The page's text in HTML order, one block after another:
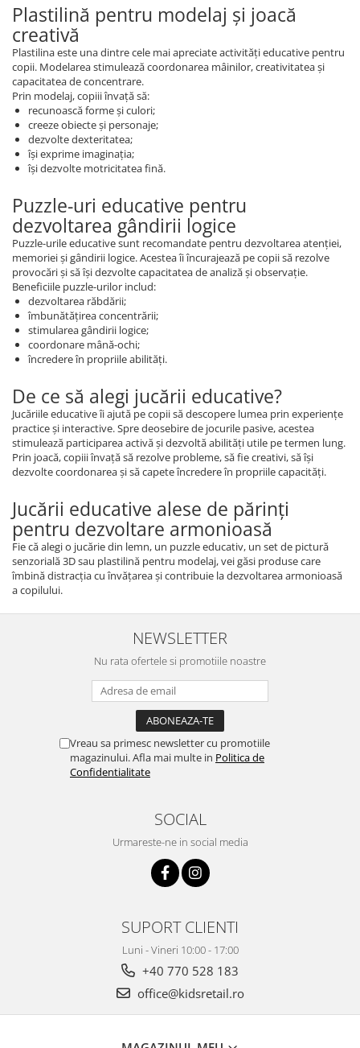
Plastilină pentru modelaj și joacă
creativă
Plastilina este una dintre cele mai apreciate activități educative pentru
copii. Modelarea stimulează coordonarea mâinilor, creativitatea și
capacitatea de concentrare.
Prin modelaj, copiii învață să:
recunoască forme și culori;
creeze obiecte și personaje;
dezvolte dexteritatea;
își exprime imaginația;
își dezvolte motricitatea fină.
Puzzle-uri educative pentru
dezvoltarea gândirii logice
Puzzle-urile educative sunt recomandate pentru dezvoltarea atenției,
memoriei și gândirii logice. Acestea îi încurajează pe copii să rezolve
provocări și să își dezvolte capacitatea de analiză și observație.
Beneficiile puzzle-urilor includ:
dezvoltarea răbdării;
îmbunătățirea concentrării;
stimularea gândirii logice;
coordonare mână-ochi;
încredere în propriile abilități.
De ce să alegi jucării educative?
Jucăriile educative îi ajută pe copii să descopere lumea prin experiențe
practice și interactive. Spre deosebire de jocurile pasive, acestea
stimulează participarea activă și dezvoltă abilități utile pe termen lung.
Prin joacă, copiii învață să rezolve probleme, să fie creativi, să își
dezvolte coordonarea și să capete încredere în propriile capacități.
Jucării educative alese de părinți
pentru dezvoltare armonioasă
Fie că alegi o jucărie din lemn, un puzzle educativ, un set de pictură
senzorială 3D sau plastilină pentru modelaj, vei găsi produse care
îmbină distracția cu învățarea și contribuie la dezvoltarea armonioasă
a copilului.
NEWSLETTER
Nu rata ofertele si promotiile noastre
Vreau sa primesc newsletter cu promotiile
magazinului. Afla mai multe in Politica de
Confidentialitate
SOCIAL
Urmareste-ne in social media
SUPORT CLIENTI
Luni - Vineri 10:00 - 17:00
+40 770 528 183
office@kidsretail.ro